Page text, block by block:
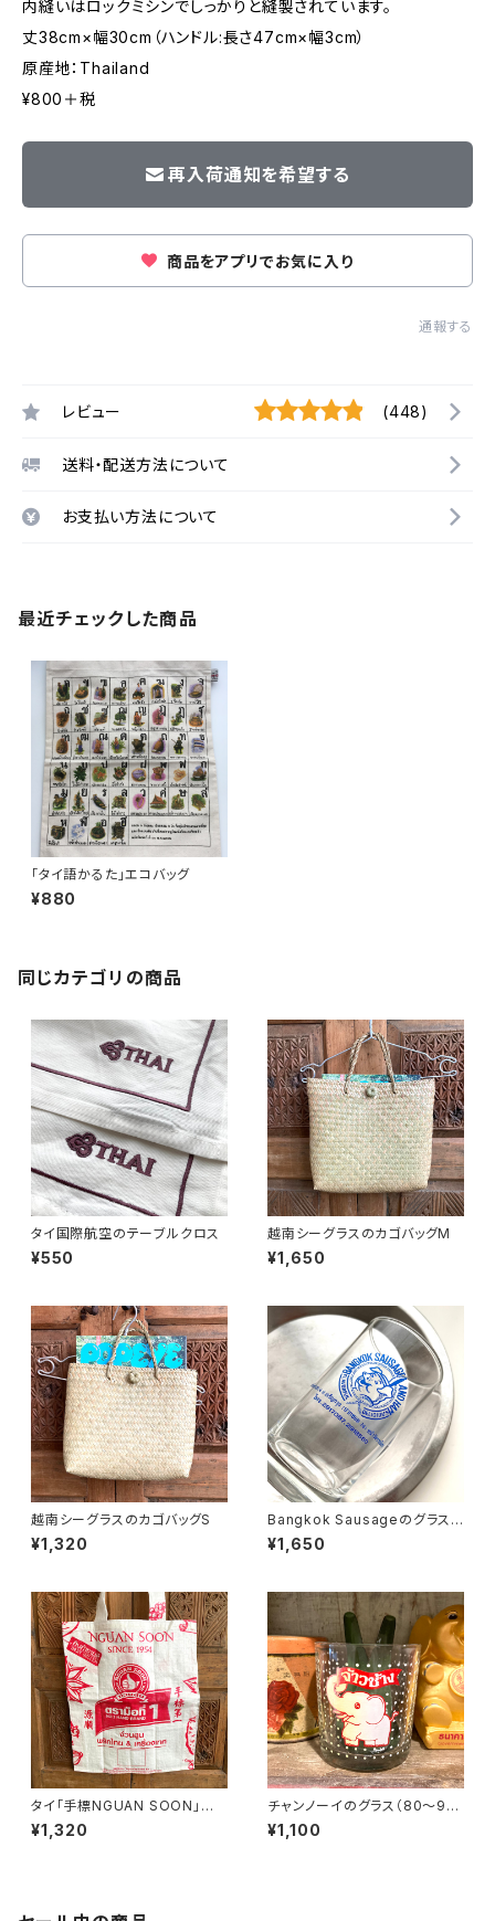
内縫いはロックミシンでしっかりと縫製されています。
丈38cm×幅30cm（ハンドル:長さ47cm×幅3cm）
原産地：Thailand
¥800＋税
再入荷通知を希望する
商品をアプリでお気に入り
通報する
レビュー (448)
送料・配送方法について
お支払い方法について
最近チェックした商品
「タイ語かるた」エコバッグ
¥880
同じカテゴリの商品
タイ国際航空のテーブルクロス
¥550
越南シーグラスのカゴバッグM
¥1,650
越南シーグラスのカゴバッグS
¥1,320
Bangkok Sausageのグラス
（80〜90年代タイ制造）
¥1,650
タイ「手標NGUAN SOON」エ
コバッグ
¥1,320
チャンノーイのグラス（80〜90
年代タイ制造）
¥1,100